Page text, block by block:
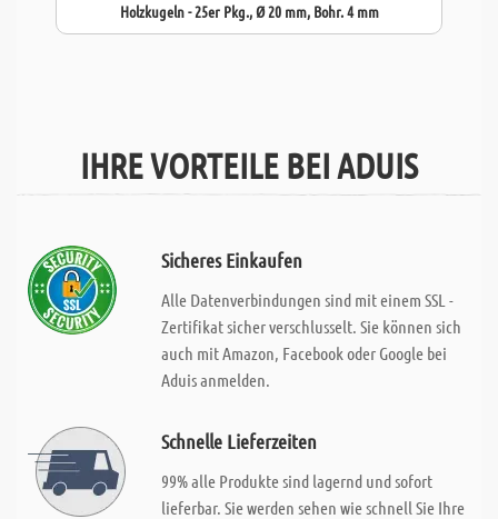
Holzkugeln - 25er Pkg., Ø 20 mm, Bohr. 4 mm
IHRE VORTEILE BEI ADUIS
Sicheres Einkaufen
Alle Datenverbindungen sind mit einem SSL -
Zertifikat sicher verschlusselt. Sie können sich
auch mit Amazon, Facebook oder Google bei
Aduis anmelden.
Schnelle Lieferzeiten
99% alle Produkte sind lagernd und sofort
lieferbar. Sie werden sehen wie schnell Sie Ihre